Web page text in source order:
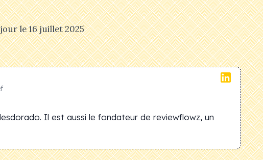
jour le16 juillet 2025
Il est aussi le fondateur de reviewflowz, un